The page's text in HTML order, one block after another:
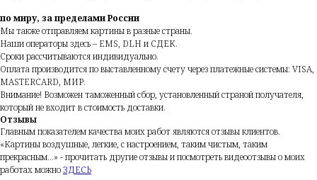
по миру, за пределами России
Мы также отправляем картины в разные страны.
Наши операторы здесь – EMS, DLH и СДЕК.
Сроки рассчитываются индивидуально.
Оплата производится по выставленному счету через платежные системы: VISA,
MASTERCARD, МИР.
Внимание! Возможен таможенный сбор, установленный страной получателя,
который не входит в стоимость доставки.
Отзывы
Главным показателем качества моих работ являются отзывы клиентов.
«Картины воздушные, легкие, с настроением, таким чистым, таким
прекрасным...» - прочитать другие отзывы и посмотреть видеоотзывы о моих
работах можноЗДЕСЬ